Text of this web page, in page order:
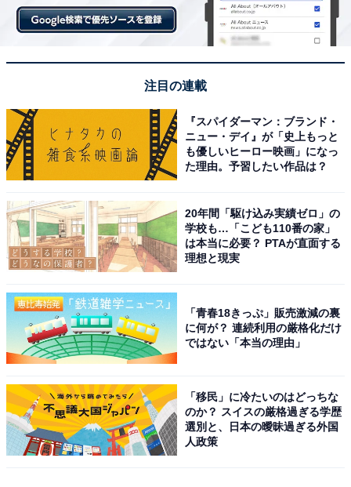
注目の連載
『スパイダーマン：ブランド・
ニュー・デイ』が「史上もっと
も優しいヒーロー映画」になっ
た理由。予習したい作品は？
20年間「駆け込み実績ゼロ」の
学校も…「こども110番の家」
は本当に必要？ PTAが直面する
理想と現実
「青春18きっぷ」販売激減の裏
に何が？ 連続利用の厳格化だけ
ではない「本当の理由」
「移民」に冷たいのはどっちな
のか？ スイスの厳格過ぎる学歴
選別と、日本の曖昧過ぎる外国
人政策